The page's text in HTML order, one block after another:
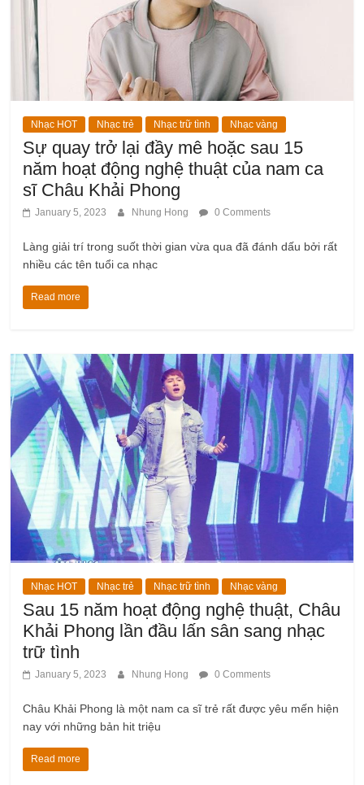
Nhạc HOT Nhạc trẻ Nhạc trữ tình Nhạc vàng
Sự quay trở lại đầy mê hoặc sau 15
năm hoạt động nghệ thuật của nam ca
sĩ Châu Khải Phong
January 5, 2023 Nhung Hong 0 Comments
Làng giải trí trong suốt thời gian vừa qua đã đánh dấu bởi rất
nhiều các tên tuổi ca nhạc
Read more
Nhạc HOT Nhạc trẻ Nhạc trữ tình Nhạc vàng
Sau 15 năm hoạt động nghệ thuật, Châu
Khải Phong lần đầu lấn sân sang nhạc
trữ tình
January 5, 2023 Nhung Hong 0 Comments
Châu Khải Phong là một nam ca sĩ trẻ rất được yêu mến hiện
nay với những bản hit triệu
Read more